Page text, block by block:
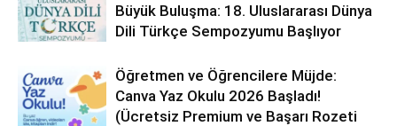
Büyük Buluşma: 18. Uluslararası Dünya
Dili Türkçe Sempozyumu Başlıyor
Öğretmen ve Öğrencilere Müjde:
Canva Yaz Okulu 2026 Başladı!
(Ücretsiz Premium ve Başarı Rozeti